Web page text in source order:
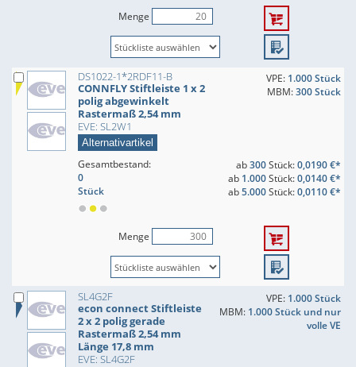
Menge
DS1022-1*2RDF11-B
CONNFLY Stiftleiste 1 x 2
polig abgewinkelt
Rastermaß 2,54 mm
EVE: SL2W1
Alternativartikel
VPE: 1.000 Stück
MBM:300 Stück
Gesamtbestand:
0
Stück
ab300Stück:0,0190 €*
ab 1.000Stück:0,0140 €*
ab5.000Stück:0,0110 €*
Menge
SL4G2F
econ connect Stiftleiste
2 x 2 polig gerade
Rastermaß 2,54 mm
Länge 17,8 mm
EVE: SL4G2F
VPE: 1.000 Stück
MBM: 1.000 Stück und nur
volle VE